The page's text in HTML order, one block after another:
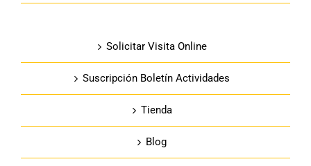
Solicitar Visita Online
Suscripción Boletín Actividades
Tienda
Blog